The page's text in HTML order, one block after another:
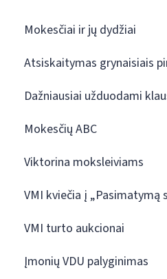
Mokesčiai ir jų dydžiai
Atsiskaitymas grynaisiais
Dažniausiai užduodami
Mokesčių ABC
Viktorina moksleiviams
VMI kviečia į „Pasimatymą
VMI turto aukcionai
Įmonių VDU palyginimas